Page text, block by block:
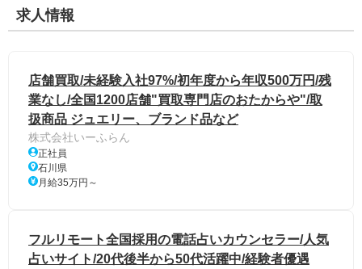
求人情報
店舗買取/未経験入社97%/初年度から年収500万円/残
業なし/全国1200店舗"買取専門店のおたからや"/取
扱商品 ジュエリー、ブランド品など
株式会社いーふらん
正社員
石川県
月給35万円～
フルリモート全国採用の電話占いカウンセラー/人気
占いサイト/20代後半から50代活躍中/経験者優遇